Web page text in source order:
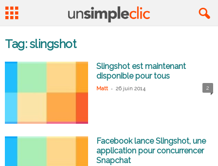
Tag: slingshot
Slingshot est maintenant
disponible pour tous
Matt - 26 juin 2014 2
Facebook lance Slingshot, une
application pour concurrencer
Snapchat